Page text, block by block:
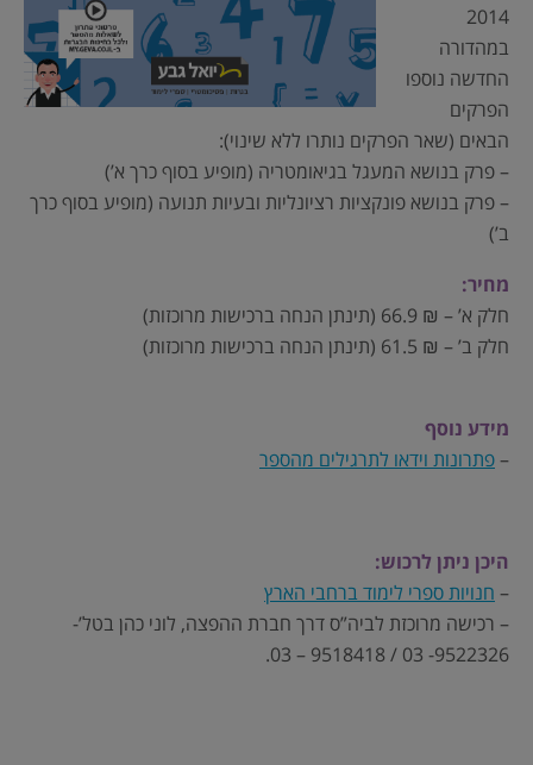
2014
במהדורה
החדשה נוספו
הפרקים
הבאים (שאר הפרקים נותרו ללא שינוי):
– פרק בנושא המעגל בגיאומטריה (מופיע בסוף כרך א’)
– פרק בנושא פונקציות רציונליות ובעיות תנועה (מופיע בסוף כרך
ב’)
מחיר:
חלק א’ – ₪ 66.9 (תינתן הנחה ברכישות מרוכזות)
חלק ב’ – ₪ 61.5 (תינתן הנחה ברכישות מרוכזות)
מידע נוסף
–פתרונות וידאו לתרגילים מהספר
היכן ניתן לרכוש:
– חנויות ספרי לימוד ברחבי הארץ
– רכישה מרוכזת לביה”ס דרך חברת ההפצה, לוני כהן בטל’-
9522326- 03 / 9518418 – 03.